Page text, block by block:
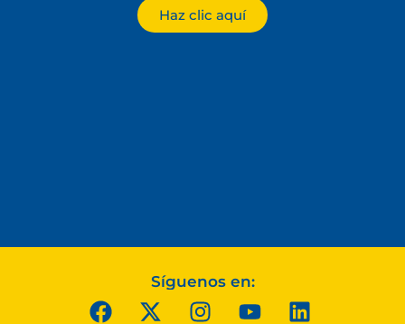
Haz clic aquí
Síguenos en: